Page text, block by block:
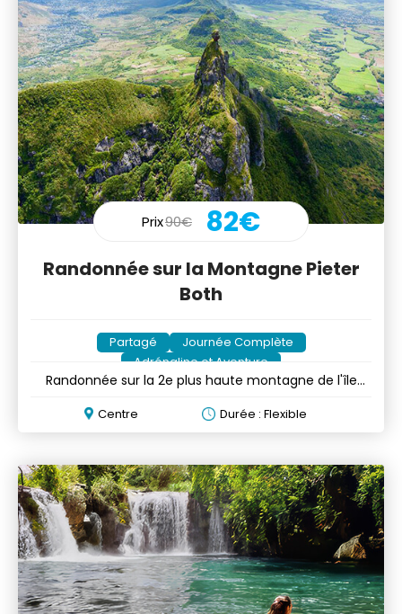
Prix90€ 82€
Randonnée sur la Montagne Pieter
Both
Partagé
Journée Complète
Adrénaline et Aventure
Randonnée sur la 2e plus haute montagne de l'île
Centre Durée : Flexible